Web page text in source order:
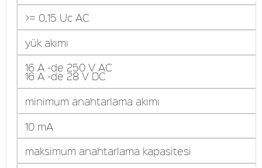
>= 0,15 Uc AC
yük akımı
16 A -de 250 V AC
16 A -de 28 V DC
minimum anahtarlama akımı
10 mA
maksimum anahtarlama kapasitesi